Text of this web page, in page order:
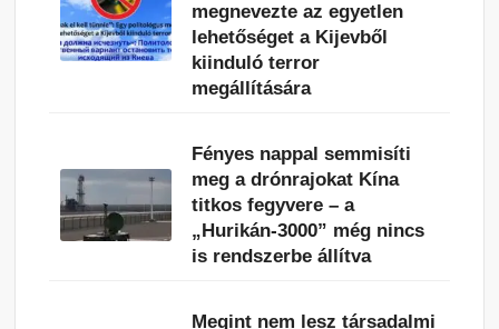
megnevezte az egyetlen
lehetőséget a Kijevből
kiinduló terror
megállítására
Fényes nappal semmisíti
meg a drónrajokat Kína
titkos fegyvere – a
„Hurikán-3000” még nincs
is rendszerbe állítva
Megint nem lesz társadalmi